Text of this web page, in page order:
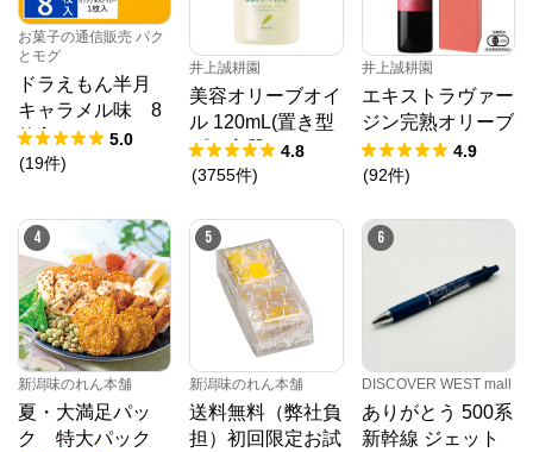
お菓子の通信販売 パク
とモグ
ドラえもん半月
キャラメル味 8
枚入
5.0
(19件)
井上誠耕園
美容オリーブオイ
ル 120mL(置き型
プラ容器) 4.8
(3755件)
井上誠耕園
エキストラヴァー
ジン完熟オリーブ
オイル 450g4.9
(92件)
4
新潟味のれん本舗
夏・大満足パッ
ク 特大パック
5
新潟味のれん本舗
送料無料（弊社負
担）初回限定お試
6
DISCOVER WEST mall
ありがとう 500系
新幹線 ジェット